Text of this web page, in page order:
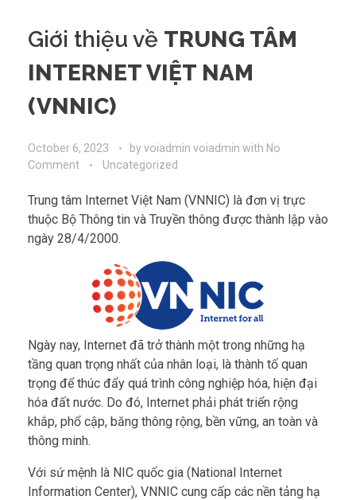
Giới thiệu về TRUNG TÂM
INTERNET VIỆT NAM
(VNNIC)
October 6, 2023 byvoiadmin voiadmin with No
Comment
Uncategorized
Trung tâm Internet Việt Nam (VNNIC) là đơn vị trực
thuộc Bộ Thông tin và Truyền thông được thành lập vào
ngày 28/4/2000.
Ngày nay, Internet đã trở thành một trong những hạ
tầng quan trọng nhất của nhân loại, là thành tố quan
trọng để thúc đẩy quá trình công nghiệp hóa, hiện đại
hóa đất nước. Do đó, Internet phải phát triển rộng
khắp, phổ cập, băng thông rộng, bền vững, an toàn và
thông minh.
Với sứ mệnh là NIC quốc gia (National Internet
Information Center), VNNIC cung cấp các nền tảng hạ